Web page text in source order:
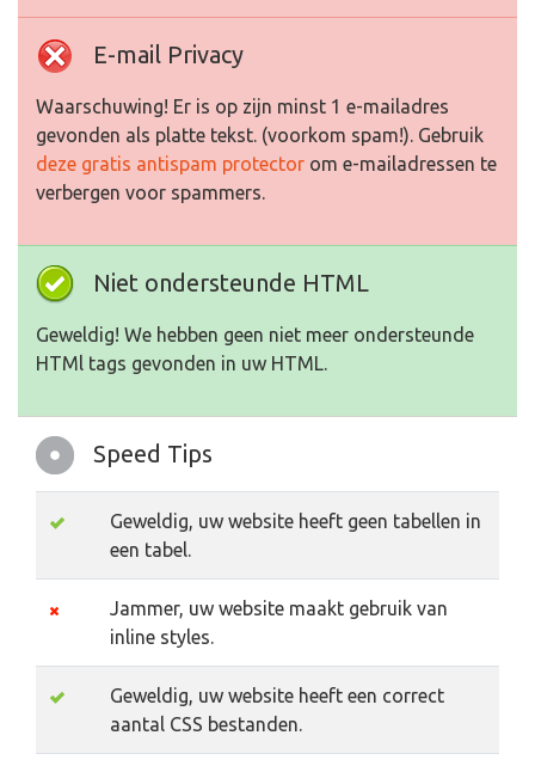
E-mail Privacy
Waarschuwing! Er is op zijn minst 1 e-mailadres
gevonden als platte tekst. (voorkom spam!). Gebruik
deze gratis antispam protector om e-mailadressen te
verbergen voor spammers.
Niet ondersteunde HTML
Geweldig! We hebben geen niet meer ondersteunde
HTMl tags gevonden in uw HTML.
Speed Tips
Geweldig, uw website heeft geen tabellen in
een tabel.
Jammer, uw website maakt gebruik van
inline styles.
Geweldig, uw website heeft een correct
aantal CSS bestanden.